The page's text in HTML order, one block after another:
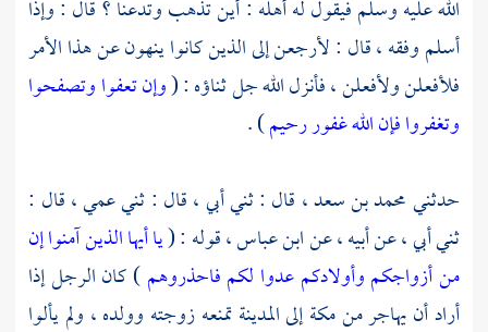
الله عليه وسلم فيقول له أهله : أين تذهب وتدعنا ؟ قال : وإذا
أسلم وفقه ، قال : لأرجعن إلى الذين كانوا ينهون عن هذا الأمر
فلأفعلن ولأفعلن ، فأنزل الله جل ثناؤه : (وإن تعفوا وتصفحوا
وتغفروا فإن الله غفور رحيم) .
حدثنيمحمد بن سعد ، قال : ثني أبي ، قال : ثني عمي ، قال :
ثني أبي ، عن أبيه ، عنابن عباس ،قوله : (يا أيها الذين آمنوا إن
من أزواجكم وأولادكم عدوا لكم فاحذروهم) كان الرجل إذا
أراد أن يهاجر منمكةإلى المدينة تمنعه زوجته وولده ، ولم يألوا